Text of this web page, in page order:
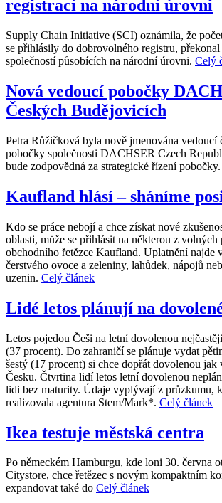
registrací na národní úrovni
Supply Chain Initiative (SCI) oznámila, že
se přihlásily do dobrovolného registru,
společností působících na národní úrovni. Celý
Nová vedoucí pobočky
Českých Budějovicích
Petra Růžičková byla nově jmenována vedoucí
pobočky společnosti DACHSER Czech
bude zodpovědná za strategické řízení pobočky.
Kaufland hlásí – sháníme
Kdo se práce nebojí a chce získat nové
oblasti, může se přihlásit na některou z volných
obchodního řetězce Kaufland. Uplatnění najde
čerstvého ovoce a zeleniny, lahůdek, nápojů
uzenin. Celý článek
Lidé letos plánují na
Letos pojedou Češi na letní dovolenou
(37 procent). Do zahraničí se plánuje vydat
šestý (17 procent) si chce dopřát dovolenou jak
Česku. Čtvrtina lidí letos letní dovolenou
lidi bez maturity. Údaje vyplývají z průzkumu,
realizovala agentura Stem/Mark*. Celý článek
Ikea testuje městská centra
Po německém Hamburgu, kde loni 30. června
Citystore, chce řetězec s novým kompaktním
expandovat také do Celý článek